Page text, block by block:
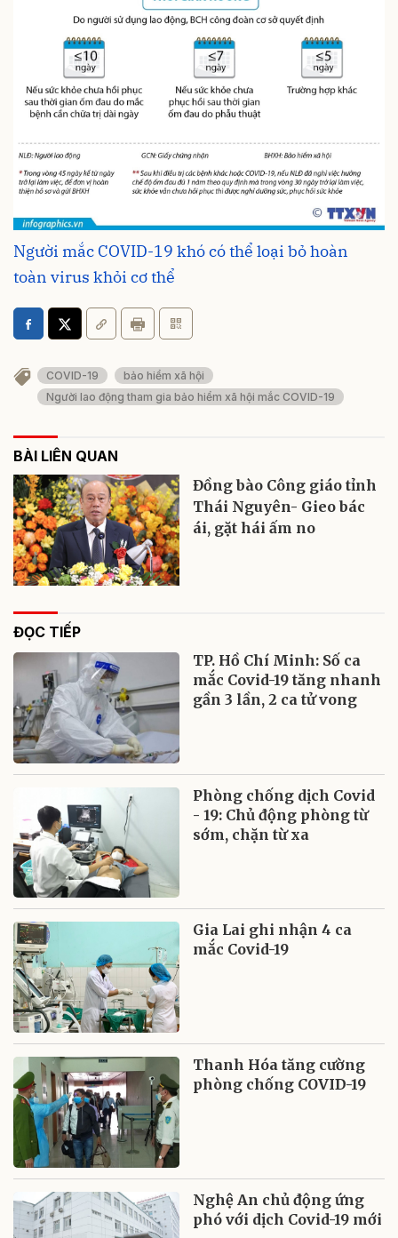
Người mắc COVID-19 khó có thể loại bỏ hoàn
toàn virus khỏi cơ thể
COVID-19
bảo hiểm xã hội
Người lao động tham gia bảo hiểm xã hội mắc COVID-19
BÀI LIÊN QUAN
Đồng bào Công giáo tỉnh
Thái Nguyên- Gieo bác
ái, gặt hái ấm no
ĐỌC TIẾP
TP. Hồ Chí Minh: Số ca
mắc Covid-19 tăng nhanh
gần 3 lần, 2 ca tử vong
Phòng chống dịch Covid
- 19: Chủ động phòng từ
sớm, chặn từ xa
Gia Lai ghi nhận 4 ca
mắc Covid-19
Thanh Hóa tăng cường
phòng chống COVID-19
Nghệ An chủ động ứng
phó với dịch Covid-19 mới